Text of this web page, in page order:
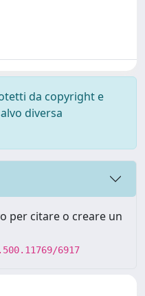
da copyright e
diversa
per citare o creare un
6917